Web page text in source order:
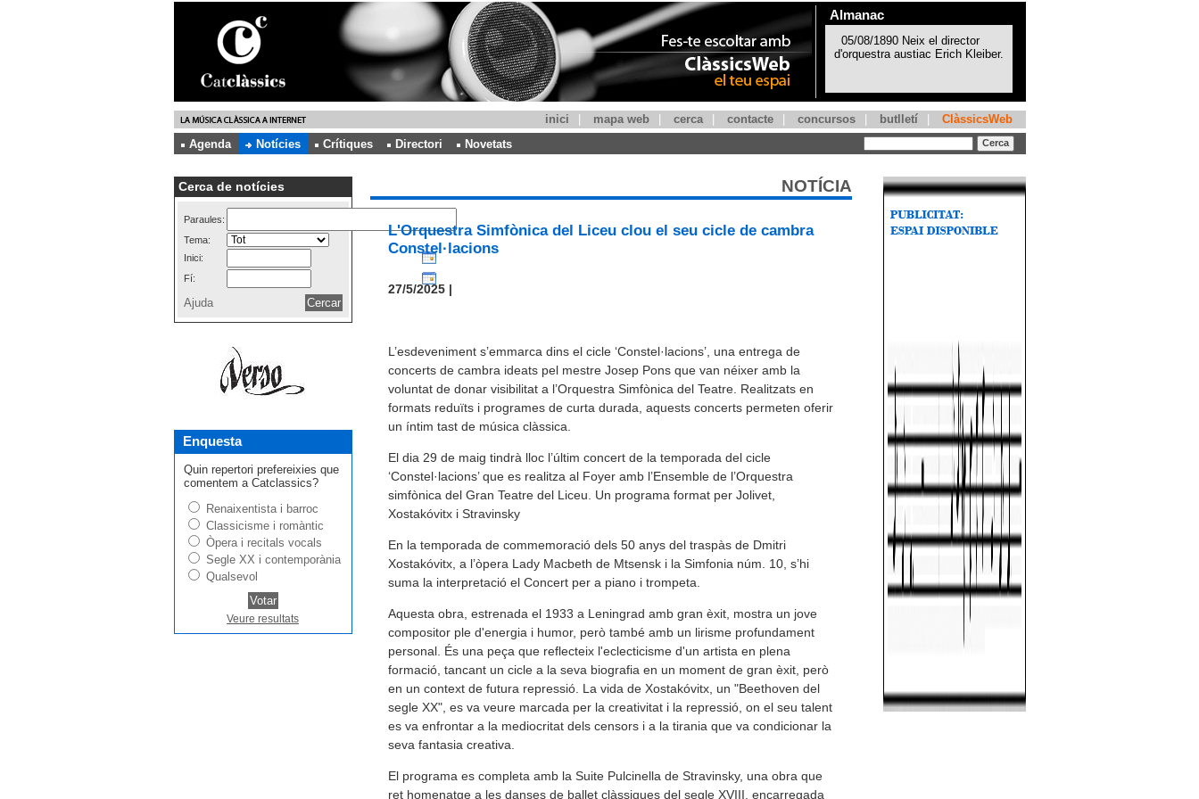
Almanac
inici mapa web cerca contacte concursos butlletí
ClàssicsWeb
Agenda
Notícies Crítiques Directori Novetats
Cerca de notícies
Paraules:
Tema:
Inici:
Fí:
Ajuda
Enquesta
Quin repertori prefereixies que
comentem a Catclassics?
Renaixentista i barroc
Classicisme i romàntic
Òpera i recitals vocals
Segle XX i contemporània
Qualsevol
Veure resultats
NOTÍCIA
L'Orquestra Simfònica del Liceu clou el seu cicle de cambra
Constel·lacions
27/5/2025 |
L’esdeveniment s’emmarca dins el cicle ‘Constel·lacions’, una entrega de
concerts de cambra ideats pel mestre Josep Pons que van néixer amb la
voluntat de donar visibilitat a l’Orquestra Simfònica del Teatre. Realitzats en
formats reduïts i programes de curta durada, aquests concerts permeten oferir
un íntim tast de música clàssica.
El dia 29 de maig tindrà lloc l’últim concert de la temporada del cicle
‘Constel·lacions’ que es realitza al Foyer amb l’Ensemble de l’Orquestra
simfònica del Gran Teatre del Liceu. Un programa format per Jolivet,
Xostakóvitx i Stravinsky
En la temporada de commemoració dels 50 anys del traspàs de Dmitri
Xostakóvitx, a l’òpera Lady Macbeth de Mtsensk i la Simfonia núm. 10, s’hi
suma la interpretació el Concert per a piano i trompeta.
Aquesta obra, estrenada el 1933 a Leningrad amb gran èxit, mostra un jove
compositor ple d'energia i humor, però també amb un lirisme profundament
personal. És una peça que reflecteix l'eclecticisme d'un artista en plena
formació, tancant un cicle a la seva biografia en un moment de gran èxit, però
en un context de futura repressió. La vida de Xostakóvitx, un "Beethoven del
segle XX", es va veure marcada per la creativitat i la repressió, on el seu talent
es va enfrontar a la mediocritat dels censors i a la tirania que va condicionar la
seva fantasia creativa.
El programa es completa amb la Suite Pulcinella de Stravinsky, una obra que
ret homenatge a les danses de ballet clàssiques del segle XVIII, encarregada